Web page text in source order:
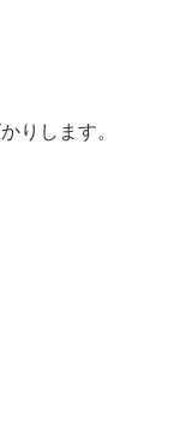
りします。